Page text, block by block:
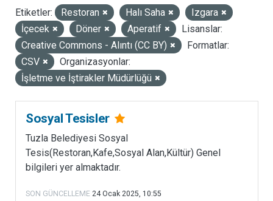
LISANSLAR
Etiketler: Restoran Halı Saha
Izgara
İçecek
Döner Aperatif
Lisanslar:
Creative Commons - Alıntı (CC BY)
Formatlar:
CSV
Organizasyonlar:
İşletme ve İştirakler Müdürlüğü
Sosyal Tesisler
Tuzla Belediyesi Sosyal
Tesis(Restoran,Kafe,Sosyal Alan,Kültür) Genel
bilgileri yer almaktadır.
SON GÜNCELLEME 24 Ocak 2025, 10:55